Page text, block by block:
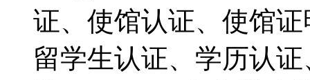
证、使馆认证、使馆
留学生认证、学历认